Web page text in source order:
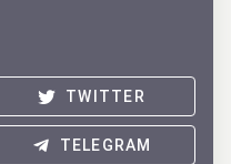
TWITTER
TELEGRAM